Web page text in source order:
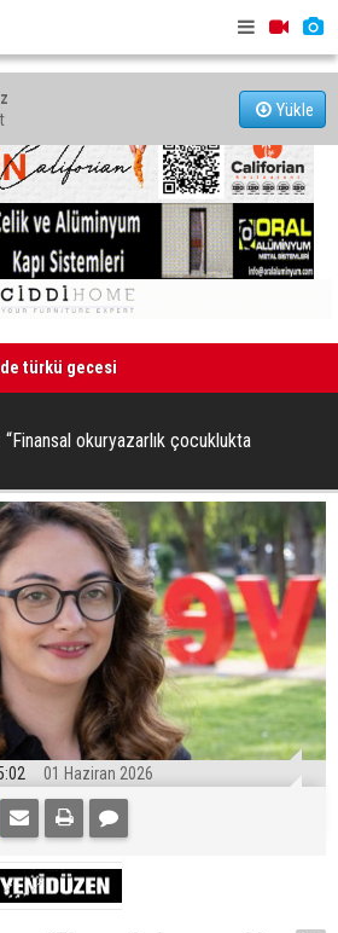
Yükle
enflasyon temmuzda yüzde 2,9
okuryazarlık çocuklukta
01 Haziran 2026